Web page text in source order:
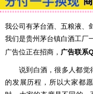
我公司有茅台酒、五粮液、
我们是贵州茅台镇白酒工厂
广告位正在招商， 广告联系
说到白酒，很多人都觉
的发展历程，所以大家都